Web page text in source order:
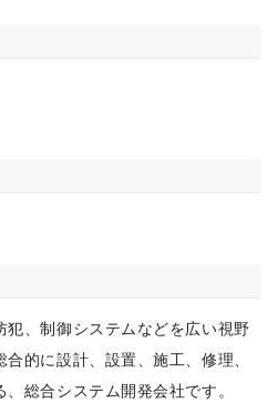
、制御システムなどを広い視野
的に設計、設置、施工、修理、
総合システム開発会社です。